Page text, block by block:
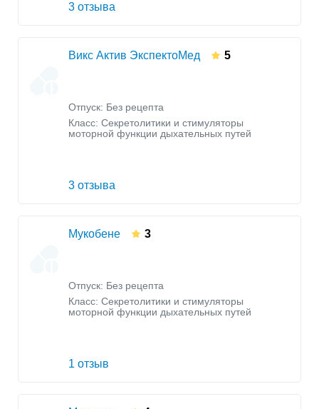
3 отзыва
Викс Актив ЭкспектоМед 5
Отпуск: Без рецепта
Класс: Секретолитики и стимуляторы
моторной функции дыхательных путей
3 отзыва
Мукобене 3
Отпуск: Без рецепта
Класс: Секретолитики и стимуляторы
моторной функции дыхательных путей
1 отзыв